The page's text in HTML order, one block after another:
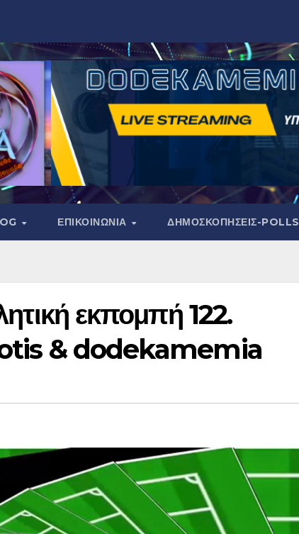
ΕΠΙΚΟΙΝΩΝΙΑ ΔΗΜΟΣΚΟΠΉΣΕΙΣ-POLLS
εκπομπή 122.
& dodekamemia